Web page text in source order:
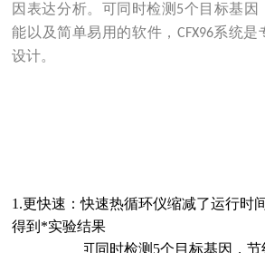
因表达分析。可同时检测 5个目标基因
能以及简单易用的软件， CFX96系统是
设计。
1.更快速：快速热循环仪缩减了运行时
得到*实验结果
更简便：可同时检测 5个目标基因，